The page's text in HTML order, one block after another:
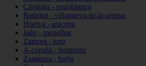
Córdoba - pozoblanco
Badajoz - villanueva-de-la-serena
Huelva - aracena
Jaén - mengíbar
Zamora - toro
A-coruña - boimorto
Zaragoza - borja